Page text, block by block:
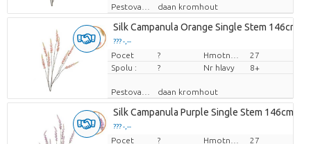
daan kromhout
Silk Campanula Orange Single Stem 146cm
??? -,--
Cena za kus
Pocet ?
27
Spolu :
? Nr hlavy 8+
daan kromhout
Silk Campanula Purple Single Stem 146cm Nm
??? -,--
Cena za kus
Pocet ?
27